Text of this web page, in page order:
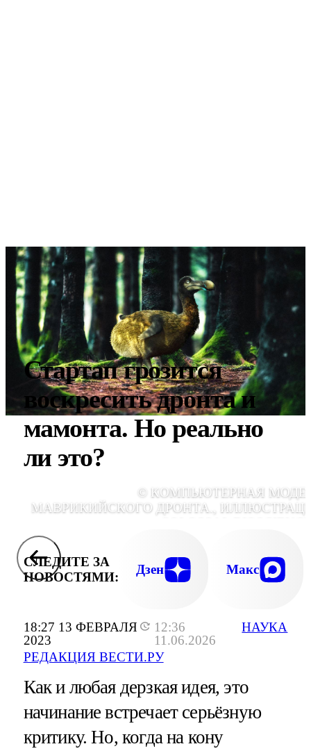
18:27 13 ФЕВРАЛЯ
2023
12:36
11.06.2026
РЕДАКЦИЯ ВЕСТИ.РУ
НАУКА
Стартап грозится
воскресить дронта и
мамонта. Но реально
ли это?
© КОМПЬЮТЕРНАЯ
МАВРИКИЙСКОГО ДРОНТА.,
СЛЕДИТЕ ЗА
НОВОСТЯМИ:
Дзен Макс
Как и любая дерзкая идея, это
начинание встречает серьёзную
критику. Но, когда на кону